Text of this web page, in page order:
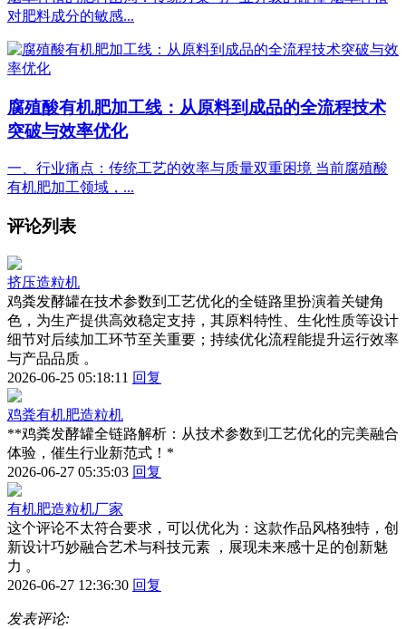
对肥料成分的敏感...
腐殖酸有机肥加工线：从原料到成品的全流程技术
突破与效率优化
一、行业痛点：传统工艺的效率与质量双重困境 当前腐殖酸
有机肥加工领域，...
评论列表
挤压造粒机
鸡粪发酵罐在技术参数到工艺优化的全链路里扮演着关键角
色，为生产提供高效稳定支持，其原料特性、生化性质等设计
细节对后续加工环节至关重要；持续优化流程能提升运行效率
与产品品质 。
2026-06-25 05:18:11 回复
鸡粪有机肥造粒机
**鸡粪发酵罐全链路解析：从技术参数到工艺优化的完美融合
体验，催生行业新范式！*
2026-06-27 05:35:03 回复
有机肥造粒机厂家
这个评论不太符合要求，可以优化为：这款作品风格独特，创
新设计巧妙融合艺术与科技元素 ，展现未来感十足的创新魅
力 。
2026-06-27 12:36:30 回复
发表评论: